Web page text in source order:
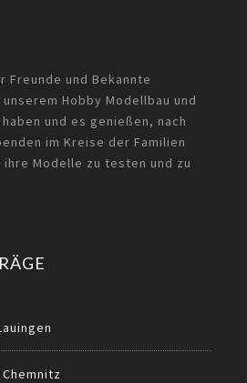
Freunde und Bekannte
Hobby Modellbau und
und es genießen, nach
im Kreise der Familien
Modelle zu testen und zu